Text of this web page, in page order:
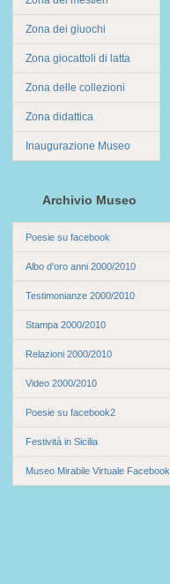
Zona dei giuochi
Zona giocattoli di latta
Zona delle collezioni
Zona didattica
Inaugurazione Museo
Archivio Museo
Poesie su facebook
Albo d'oro anni 2000/2010
Testimonianze 2000/2010
Stampa 2000/2010
Relazioni 2000/2010
Video 2000/2010
Poesie su facebook2
Festività in Sicilia
Museo Mirabile Virtuale Facebook